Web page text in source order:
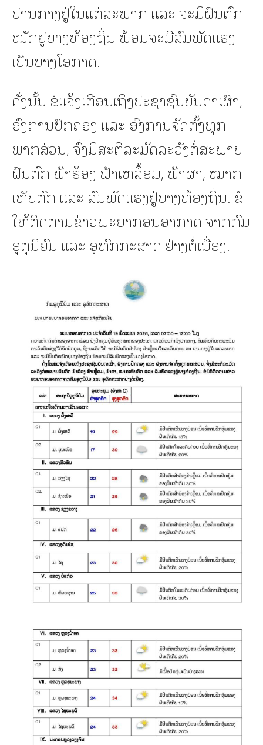
ປານກາງຢູ່ໃນແຕ່ລະພາກ ແລະ ຈະມີຝົນຕົກ
ໜັກຢູ່ບາງທ້ອງຖິ່ນ ພ້ອມຈະມີລົມພັດແຮງ
ເປັນບາງໂອກາດ.
ດັ່ງນັ້ນ ຂໍແຈ້ງເຕືອນເຖິງປະຊາຊົນບັນດາເຜົ່າ,
ອົງການປົກຄອງ ແລະ ອົງການຈັດຕັ້ງທຸກ
ພາກສ່ວນ, ຈົ່ງມີສະຕິລະມັດລະວັງຕໍ່ສະພາບ
ຝົນຕົກ ຟ້າຮ້ອງ ຟ້າເຫລື້ອມ, ຟ້າຜ່າ, ໝາກ
ເຫັບຕົກ ແລະ ລົມພັດແຮງຢູ່ບາງທ້ອງຖິ່ນ. ຂໍ
ໃຫ້ຕິດຕາມຂ່າວພະຍາກອນອາກາດ ຈາກກົມ
ອຸຕຸນິຍົມ ແລະ ອຸທົກກະສາດ ຢ່າງຕໍ່ເນື່ອງ.